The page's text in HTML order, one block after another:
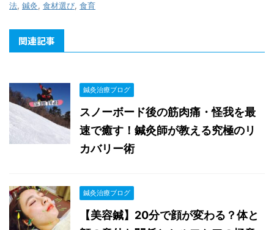
法, 鍼灸, 食材選び, 食育
関連記事
鍼灸治療ブログ
スノーボード後の筋肉痛・怪我を最
速で癒す！鍼灸師が教える究極のリ
カバリー術
鍼灸治療ブログ
【美容鍼】20分で顔が変わる？体と